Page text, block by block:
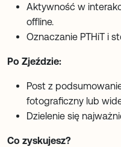
Aktywność w
offline.
Oznaczanie PTHiT i
Po Zjeździe:
Post z
fotograficzny lub
Dzielenie się
Co zyskujesz?